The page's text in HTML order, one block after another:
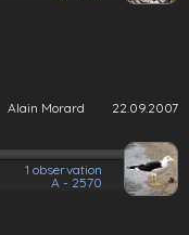
Alain Morard 22.09.2007
1 observation
A - 2570